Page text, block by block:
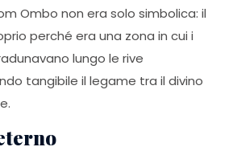
Ombo non era solo simbolica: il
perché era una zona in cui i
lungo le rive
tangibile il legame tra il divino